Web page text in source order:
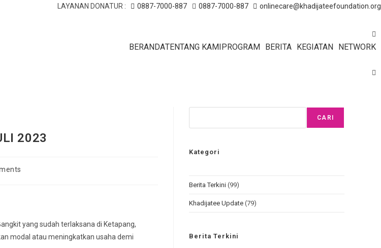
LAYANAN DONATUR : 0887-7000-887 0887-7000-887 onlinecare@khadijateefoundation.org
BERANDATENTANG KAMIPROGRAM BERITA KEGIATAN NETWORK
2023
yang sudah terlaksana di Ketapang,
modal atau meningkatkan usaha demi
CARI
Kategori
Berita Terkini (99)
Khadijatee Update (79)
Berita Terkini